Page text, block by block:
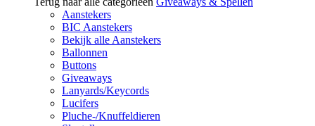
Aanstekers
BIC Aanstekers
Bekijk alle Aanstekers
Ballonnen
Buttons
Giveaways
Lanyards/Keycords
Lucifers
Pluche-/Knuffeldieren